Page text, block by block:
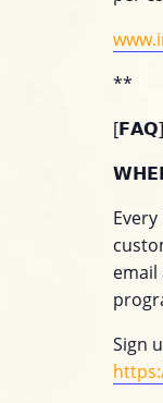
**
[𝗙𝗔𝗤]
email
Sign